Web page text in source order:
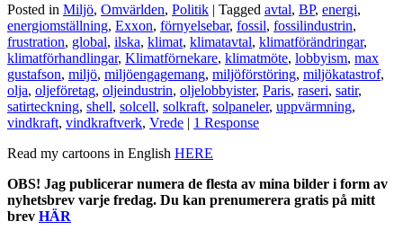
Posted in Miljö, Omvärlden, Politik | Tagged avtal, BP, energi,
energiomställning, Exxon, förnyelsebar, fossil, fossilindustrin,
frustration, global, ilska, klimat, klimatavtal, klimatförändringar,
klimatförhandlingar, Klimatförnekare, klimatmöte, lobbyism, max
gustafson, miljö, miljöengagemang, miljöförstöring, miljökatastrof,
olja, oljeföretag, oljeindustrin, oljelobbyister, Paris, raseri, satir,
satirteckning, shell, solcell, solkraft, solpaneler, uppvärmning,
vindkraft, vindkraftverk, Vrede | 1 Response
Read my cartoons in English HERE
OBS! Jag publicerar numera de flesta av mina bilder i form av
nyhetsbrev varje fredag. Du kan prenumerera gratis på mitt
brev HÄR